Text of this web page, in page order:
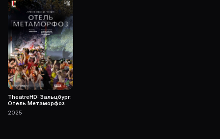
TheatreHD: Зальцбург:
Отель Метаморфоз
2025